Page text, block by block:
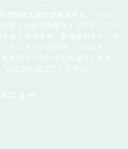
酒類株式会社が運営する、「いい
だくための情報サイトです。「い
合うおつまみ、新商品やキャンペ
トレポートのほか、「いいちこ」
めのコンテンツもお届けします。
ぜひお役立てください。
メニュー